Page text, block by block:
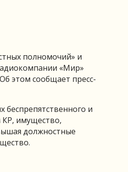
полномочий» и
«Мир»
этом сообщает пресс-
беспрепятственного и
КР, имущество,
должностные